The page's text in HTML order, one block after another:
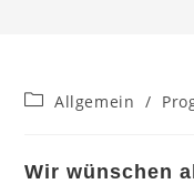
Beitrags-
Allgemein /
Wir wünschen